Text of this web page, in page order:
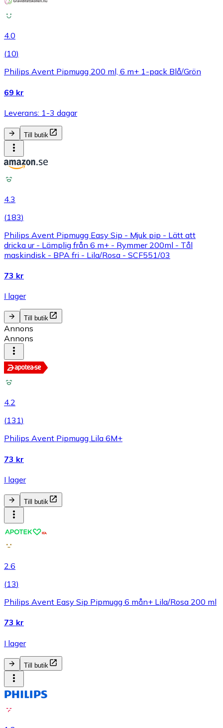
4.0
(10)
Philips Avent Pipmugg 200 ml, 6 m+ 1-pack Blå/Grön
69 kr
Leverans: 1-3 dagar
Till butik
4.3
(183)
Philips Avent Pipmugg Easy Sip - Mjuk pip - Lätt att
dricka ur - Lämplig från 6 m+ - Rymmer 200ml - Tål
maskindisk - BPA fri - Lila/Rosa - SCF551/03
73 kr
I lager
Till butik
Annons
Annons
4.2
(131)
Philips Avent Pipmugg Lila 6M+
73 kr
I lager
Till butik
2.6
(13)
Philips Avent Easy Sip Pipmugg 6 mån+ Lila/Rosa 200 ml
73 kr
I lager
Till butik